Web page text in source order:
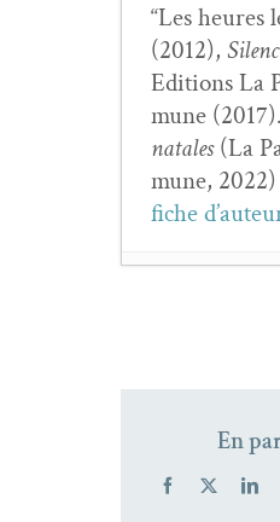
“Les heures
(2012),
Edi­tions La
mune (2017).
natales(La
mune, 2022)
fiche
En
Facebook